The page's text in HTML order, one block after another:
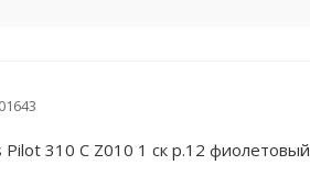
Pilot 310 C Z010 1 ск р.12 фиолетовый